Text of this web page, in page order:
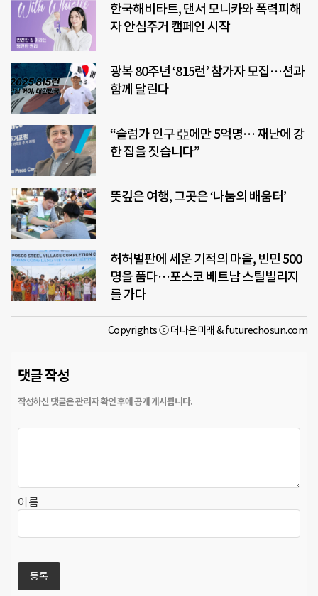
한국해비타트, 댄서 모니카와 폭력피해
자 안심주거 캠페인 시작
광복 80주년 ‘815런’ 참가자 모집…션과
함께 달린다
“슬럼가 인구 亞에만 5억명… 재난에 강
한 집을 짓습니다”
뜻깊은 여행, 그곳은 ‘나눔의 배움터’
허허벌판에 세운 기적의 마을, 빈민 500
명을 품다…포스코 베트남 스틸빌리지
를 가다
Copyrights ⓒ 더나은미래 & futurechosun.com
댓글 작성
이름